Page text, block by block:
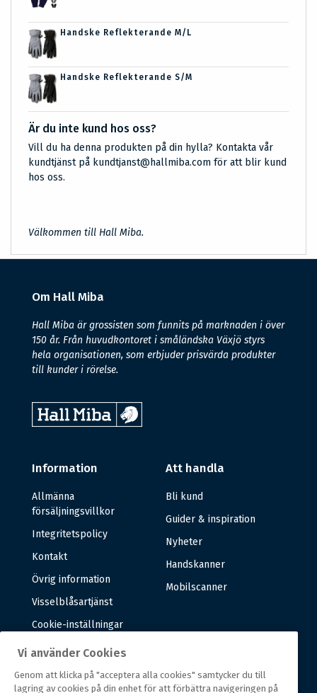
Handske Reflekterande M/L
Handske Reflekterande S/M
Är du inte kund hos oss?
Vill du ha denna produkten på din hylla? Kontakta vår
kundtjänst på kundtjanst@hallmiba.com för att blir kund
hos oss.
Välkommen till Hall Miba.
Om Hall Miba
Hall Miba är grossisten som funnits på marknaden i över
150 år. Från huvudkontoret i småländska Växjö styrs
hela organisationen, som erbjuder prisvärda produkter
till kunder i rörelse.
Information
Allmänna
försäljningsvillkor
Integritetspolicy
Kontakt
Övrig information
Visselblåsartjänst
Cookie-inställningar
Att handla
Bli kund
Guider & inspiration
Nyheter
Handskanner
Mobilscanner
Vi använder Cookies
Genom att klicka på "acceptera alla cookies" samtycker du till
lagring av cookies på din enhet för att förbättra navigeringen på